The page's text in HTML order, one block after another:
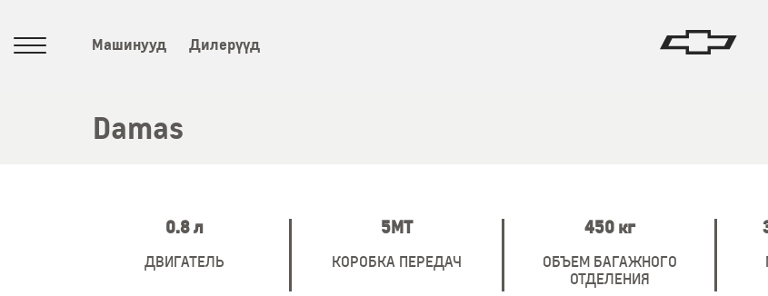
Машинууд Дилерүүд
Damas
0.8 л
ДВИГАТЕЛЬ
5МТ
КОРОБКА ПЕРЕДАЧ
450 кг
ОБЪЕМ БАГАЖНОГО
ОТДЕЛЕНИЯ